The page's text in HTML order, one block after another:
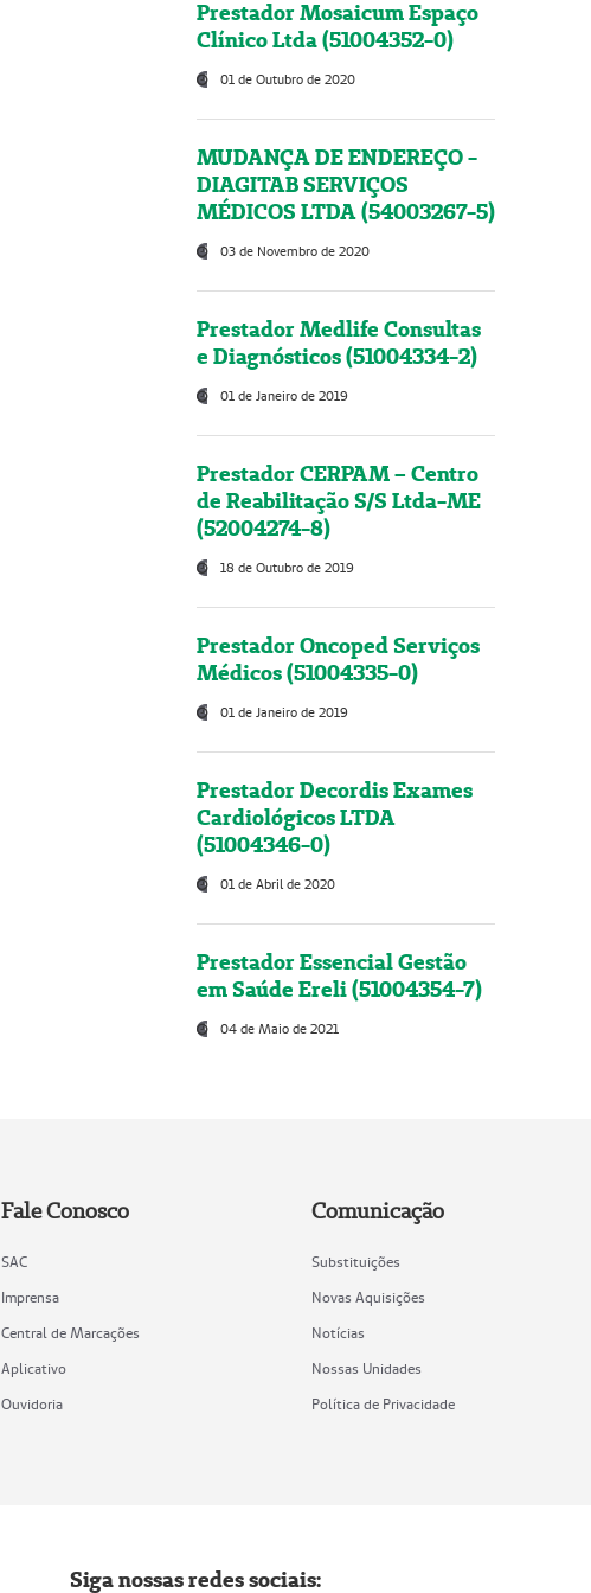
Prestador Mosaicum Espaço
Clínico Ltda (51004352-0)
01 de Outubro de 2020
MUDANÇA DE ENDEREÇO -
DIAGITAB SERVIÇOS
MÉDICOS LTDA (54003267-5)
03 de Novembro de 2020
Prestador Medlife Consultas
e Diagnósticos (51004334-2)
01 de Janeiro de 2019
Prestador CERPAM – Centro
de Reabilitação S/S Ltda-ME
(52004274-8)
18 de Outubro de 2019
Prestador Oncoped Serviços
Médicos (51004335-0)
01 de Janeiro de 2019
Prestador Decordis Exames
Cardiológicos LTDA
(51004346-0)
01 de Abril de 2020
Prestador Essencial Gestão
em Saúde Ereli (51004354-7)
04 de Maio de 2021
Fale Conosco
SAC
Imprensa
Central de Marcações
Aplicativo
Ouvidoria
Comunicação
Substituições
Novas Aquisições
Notícias
Nossas Unidades
Política de Privacidade
Siga nossas redes sociais: